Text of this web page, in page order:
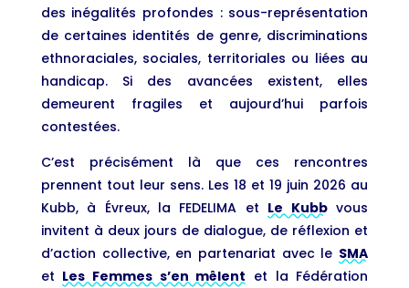
des inégalités profondes : sous-représentation
de certaines identités de genre, discriminations
ethnoraciales, sociales, territoriales ou liées au
handicap. Si des avancées existent, elles
demeurent fragiles et aujourd’hui parfois
contestées.
C’est précisément là que ces rencontres
prennent tout leur sens. Les 18 et 19 juin 2026 au
Kubb, à Évreux, la FEDELIMA et Le Kubbvous
invitent à deux jours de dialogue, de réflexion et
d’action collective, en partenariat avec le SMA
et Les Femmes s’en mêlent et la Fédération